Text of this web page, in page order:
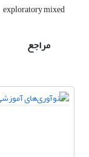
exploratory mixed
مراجع